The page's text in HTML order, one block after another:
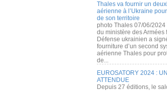
Thales va fournir un
aérienne à l’Ukraine
de son territoire
photo Thales 07/06/2024
du ministère des
Défense ukrainien a
fourniture d’un second
aérienne Thales pour
de...
EUROSATORY 2024 :
ATTENDUE
Depuis 27 éditions, le